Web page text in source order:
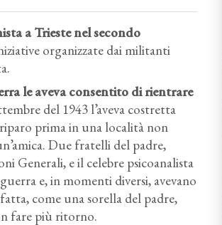
a Trieste nel secondo
organizzate dai militanti
le aveva consentito di rientrare
del 1943 l’aveva costretta
prima in una località non
Due fratelli del padre,
Generali, e il celebre psicoanalista
e, in momenti diversi, avevano
come una sorella del padre,
fare più ritorno.